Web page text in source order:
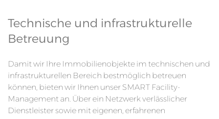
Technische und infrastrukturelle
Betreuung
Damit wir Ihre Immobilienobjekte im technischen und
infrastrukturellen Bereich bestmöglich betreuen
können, bieten wir Ihnen unser SMART Facility-
Management an. Über ein Netzwerk verlässlicher
Dienstleister sowie mit eigenen, erfahrenen